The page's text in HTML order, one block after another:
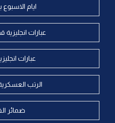
ايام الاسبوع
عبارات
عبارات
الرتب
ضمائر